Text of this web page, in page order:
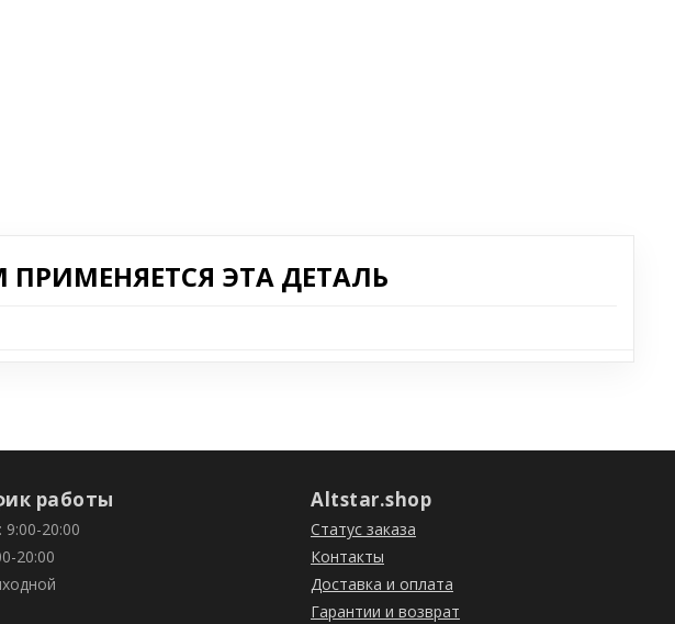
ЭТА ДЕТАЛЬ
работы
9:00-20:00
20:00
Altstar.shop
Статус заказа
Контакты
Доставка и оплата
Гарантии и возврат